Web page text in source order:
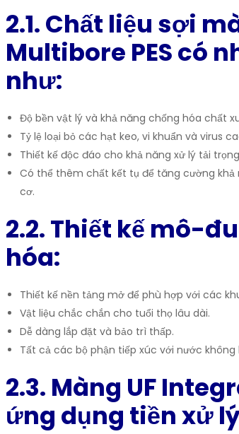
2.1. Chất liệu sợi
Multibore PES có
như:
Độ bền vật lý và khả năng chống hóa chất
Tỷ lệ loại bỏ các hạt keo, vi khuẩn và virus
Thiết kế độc đáo cho khả năng xử lý tải
Có thể thêm chất kết tụ để tăng cường
cơ.
2.2. Thiết kế mô-
hóa:
Thiết kế nền tảng mở để phù hợp với các
Vật liệu chắc chắn cho tuổi thọ lâu dài.
Dễ dàng lắp đặt và bảo trì thấp.
Tất cả các bộ phận tiếp xúc với nước không
2.3. Màng UF
ứng dụng tiền xử